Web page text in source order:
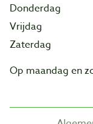
Donderdag
Vrijdag
Zaterdag
Op maandag en